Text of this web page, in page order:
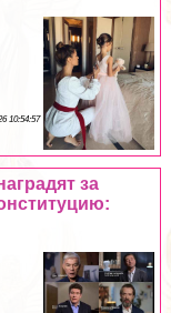
10:54:57
за